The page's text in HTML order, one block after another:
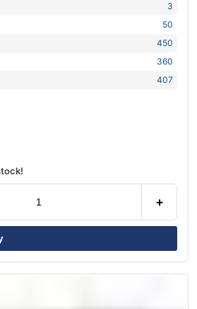
3
50
450
360
407
+